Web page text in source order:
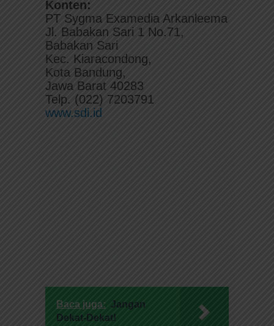
Konten:
PT Sygma Examedia Arkanleema
Jl. Babakan Sari 1 No.71,
Babakan Sari
Kec. Kiaracondong,
Kota Bandung,
Jawa Barat 40283
Telp. (022) 7203791
www.sdi.id
Baca juga: Jangan
Dekat-Dekat!